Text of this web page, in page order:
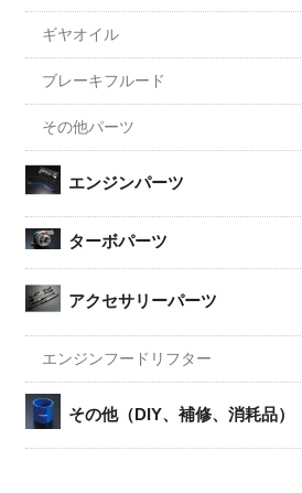
ギヤオイル
ブレーキフルード
その他パーツ
エンジンパーツ
ターボパーツ
アクセサリーパーツ
エンジンフードリフター
その他（DIY、補修、消耗品）